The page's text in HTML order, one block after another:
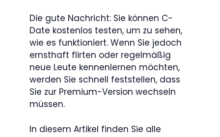
Die gute Nachricht: Sie können C-
Date kostenlos testen, um zu sehen,
wie es funktioniert. Wenn Sie jedoch
ernsthaft flirten oder regelmäßig
neue Leute kennenlernen möchten,
werden Sie schnell feststellen, dass
Sie zur Premium-Version wechseln
müssen.
In diesem Artikel finden Sie alle